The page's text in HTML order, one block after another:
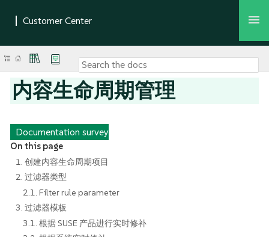
内容生命周期管理
Documentation survey
On this page
1. 创建内容生命周期项目
2. 过滤器类型
2.1. Filter rule parameter
3. 过滤器模板
3.1. 根据 SUSE 产品进行实时修补